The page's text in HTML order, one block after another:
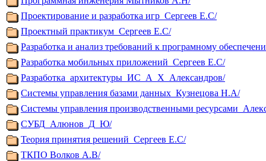
Проектирование и разработка игр_Сергеев Е.С/
Проектный практикум_Сергеев Е.С/
Разработка и анализ требований к програмному
Разработка мобильных приложений_Сергеев Е.С/
Разработка_архитектуры_ИС_А_Х_Александров/
Системы управления базами данных_Кузнецова Н.А/
Системы управления производственными
СУБД_Алюнов_Д_Ю/
Теория принятия решений_Сергеев Е.С/
ТКПО Волков А.В/